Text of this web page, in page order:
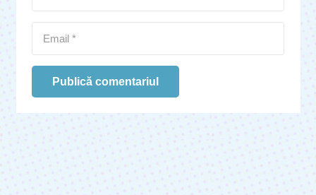
Publică comentariul